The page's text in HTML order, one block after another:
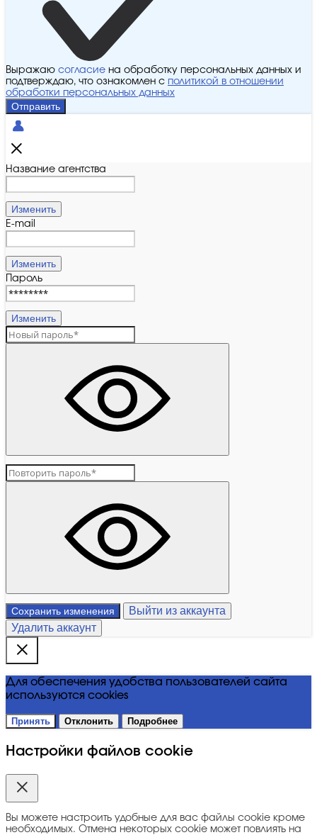
Выражаю согласие на обработку персональных данных и
подтверждаю, что ознакомлен с политикой в отношении
обработки персональных данных
Отправить
Название агентства
Изменить
E-mail
Изменить
Пароль
Изменить
Сохранить изменения
Выйти из аккаунта
Удалить аккаунт
Для обеспечения удобства пользователей сайта
используются cookies
Принять Отклонить Подробнее
Настройки файлов cookie
Вы можете настроить удобные для вас файлы cookie кроме
необходимых. Отмена некоторых cookie может повлиять на